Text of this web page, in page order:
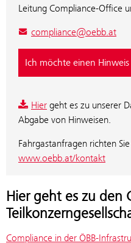
Leitung Compliance-Office
compliance@oebb.at
Ich möchte einen
Hier geht es zu unserer
Abgabe von Hinweisen.
Fahrgastanfragen richten
www.oebb.at/kontakt
Hier geht es zu den
Compliance in der ÖBB-